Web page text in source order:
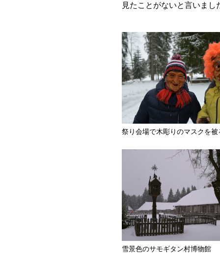
見たことがないと言いまし
祭り会場で木彫りのマスクを被
雪景色のサモギタン村博物館